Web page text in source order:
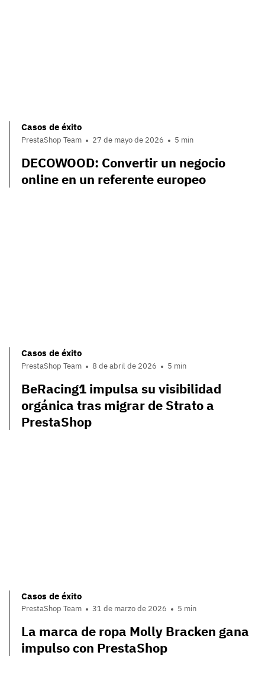
Casos de éxito
PrestaShop Team 27 de mayo de 2026 5 min
DECOWOOD: Convertir un negocio
online en un referente europeo
Casos de éxito
PrestaShop Team 8 de abril de 2026 5 min
BeRacing1 impulsa su visibilidad
orgánica tras migrar de Strato a
PrestaShop
Casos de éxito
PrestaShop Team 31 de marzo de 2026 5 min
La marca de ropa Molly Bracken gana
impulso con PrestaShop